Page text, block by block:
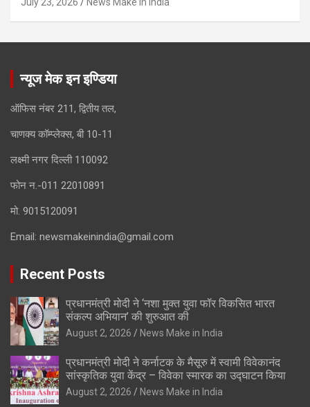
July 23, 2026 News Make in India
न्यूज मेक इन इण्डिया
ऑफिस नंबर 211, द्वितीय तल,
चाणक्य कॉम्प्लेक्स, बी 10-11
लक्ष्मी नगर दिल्ली 110092
फोन न.-011 22010891
मो. 9015120091
Email: newsmakeinindia@gmail.com
Recent Posts
प्रधानमंत्री मोदी ने ‘नशा मुक्त युवा फॉर विकसित भारत
संकल्प अभियान’ की शुरुआत की
August 2, 2026 News Make in India
प्रधानमंत्री मोदी ने कर्नाटक के मैसूरु में स्वामी विवेकानंद
सांस्कृतिक युवा केंद्र – विवेका स्मारक का उद्घाटन किया
August 2, 2026 News Make in India